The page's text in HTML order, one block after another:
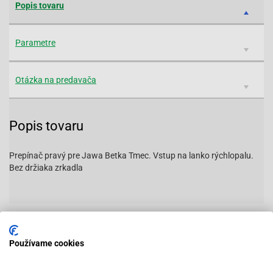
Popis tovaru
Parametre
Otázka na predavača
Popis tovaru
Prepínač pravý pre Jawa Betka Tmec. Vstup na lanko rýchlopalu.
Bez držiaka zrkadla
Vybavený servis s odborným vyškoleným personálom
Používame cookies